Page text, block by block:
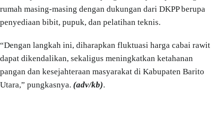
rumah masing-masing dengan dukungan dari DKPP berupa
penyediaan bibit, pupuk, dan pelatihan teknis.
“Dengan langkah ini, diharapkan fluktuasi harga cabai rawit
dapat dikendalikan, sekaligus meningkatkan ketahanan
pangan dan kesejahteraan masyarakat di Kabupaten Barito
Utara,” pungkasnya. (adv/kb).